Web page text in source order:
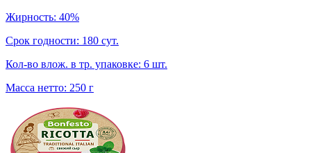
Жирность: 40%
Срок годности: 180 сут.
Кол-во влож. в тр. упаковке: 6 шт.
Масса нетто: 250 г